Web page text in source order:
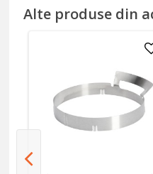
Alte produse din